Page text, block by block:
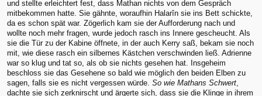
und stellte erleichtert fest, dass Mathan nichts von dem Gespräch
mitbekommen hatte. Sie gähnte, woraufhin Halarîn sie ins Bett schickte,
da es schon spät war. Zögerlich kam sie der Aufforderung nach und
wollte noch mehr fragen, wurde jedoch rasch ins Innere gescheucht. Als
sie die Tür zu der Kabine öffnete, in der auch Kerry saß, bekam sie noch
mit, wie diese rasch ein silbernes Kästchen verschwinden ließ. Adrienne
war so klug und tat so, als ob sie nichts gesehen hat. Insgeheim
beschloss sie das Gesehene so bald wie möglich den beiden Elben zu
sagen, falls sie es nicht vergessen würde. So wie Mathans Schwert,
dachte sie sich zerknirscht und ärgerte sich, dass sie die Klinge in ihrem